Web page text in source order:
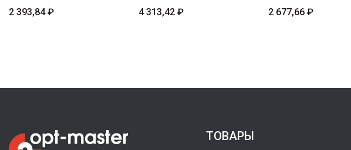
2 393,84 ₽
4 313,42 ₽
2 677,66 ₽
ТОВАРЫ